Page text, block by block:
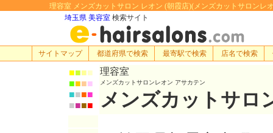
理容室 メンズカットサロン レオン (朝霞店)(メンズカットサロンレ
埼玉県 美容室 検索サイト
サイトマップ 都道府県で検索 最寄駅で検索 店名で検索
■■■■
■■■■
■■■■
■■■■
理容室
メンズカットサロンレオン アサカテン
メンズカットサロ